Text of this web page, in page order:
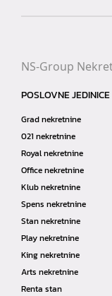
NS-Group
POSLOVNE JEDINICE
Grad nekretnine
021 nekretnine
Royal nekretnine
Office nekretnine
Klub nekretnine
Spens nekretnine
Stan nekretnine
Play nekretnine
King nekretnine
Arts nekretnine
Renta stan